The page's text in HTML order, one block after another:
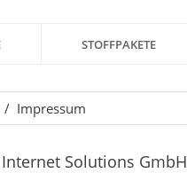
STOFFPAKETE
/ Impressum
Solutions GmbH